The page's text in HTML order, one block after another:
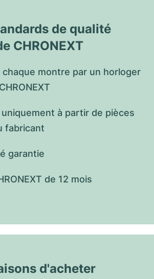
de qualité
CHRONEXT
chaque montre par un horloger
à partir de pièces
fabricant
garantie
de 12 mois
d'acheter